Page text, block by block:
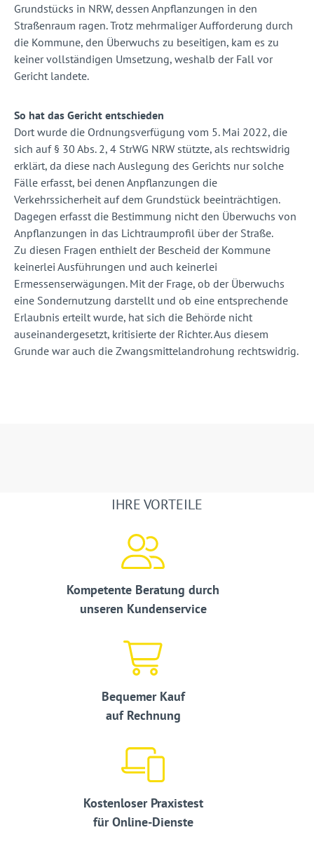
Grundstücks in NRW, dessen Anpflanzungen in den
Straßenraum ragen. Trotz mehrmaliger Aufforderung durch
die Kommune, den Überwuchs zu beseitigen, kam es zu
keiner vollständigen Umsetzung, weshalb der Fall vor
Gericht landete.
So hat das Gericht entschieden
Dort wurde die Ordnungsverfügung vom 5. Mai 2022, die
sich auf § 30 Abs. 2, 4 StrWG NRW stützte, als rechtswidrig
erklärt, da diese nach Auslegung des Gerichts nur solche
Fälle erfasst, bei denen Anpflanzungen die
Verkehrssicherheit auf dem Grundstück beeinträchtigen.
Dagegen erfasst die Bestimmung nicht den Überwuchs von
Anpflanzungen in das Lichtraumprofil über der Straße.
Zu diesen Fragen enthielt der Bescheid der Kommune
keinerlei Ausführungen und auch keinerlei
Ermessenserwägungen. Mit der Frage, ob der Überwuchs
eine Sondernutzung darstellt und ob eine entsprechende
Erlaubnis erteilt wurde, hat sich die Behörde nicht
auseinandergesetzt, kritisierte der Richter. Aus diesem
Grunde war auch die Zwangsmittelandrohung rechtswidrig.
IHRE VORTEILE
Kompetente Beratung durch
unseren Kundenservice
Bequemer Kauf
auf Rechnung
Kostenloser Praxistest
für Online-Dienste